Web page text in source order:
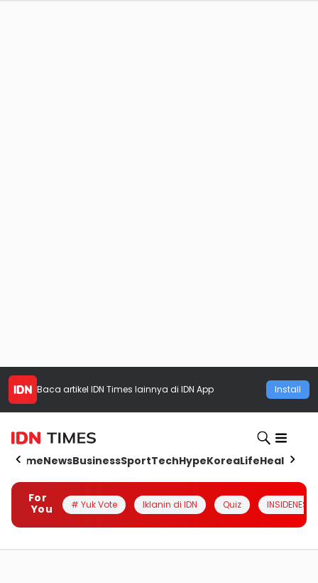
Baca artikel IDN Times lainnya di IDN App Install
HomeNewsBusinessSportTechHypeKoreaLifeHealth
For
You
# Yuk Vote Iklanin di IDN Quiz INSIDENESIA